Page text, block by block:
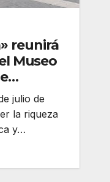
reunirá
Museo
julio de
la riqueza
y…